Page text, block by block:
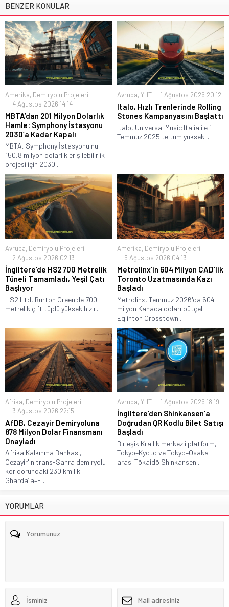
BENZER KONULAR
Amerika, Demiryolu Projeleri
4 Ağustos 2026 14:14
MBTA’dan 201 Milyon Dolarlık
Hamle: Symphony İstasyonu
2030’a Kadar Kapalı
MBTA, Symphony İstasyonu'nu
150,8 milyon dolarlık erişilebilirlik
projesi için 2030...
Avrupa, YHT 1 Ağustos 2026 20:12
Italo, Hızlı Trenlerinde Rolling
Stones Kampanyasını Başlattı
Italo, Universal Music Italia ile 1
Temmuz 2025'te tüm yüksek...
Avrupa, Demiryolu Projeleri
2 Ağustos 2026 02:13
İngiltere’de HS2 700 Metrelik
Tüneli Tamamladı, Yeşil Çatı
Başlıyor
HS2 Ltd, Burton Green'de 700
metrelik çift tüplü yüksek hızlı...
Amerika, Demiryolu Projeleri
5 Ağustos 2026 04:13
Metrolinx’in 604 Milyon CAD’lik
Toronto Uzatmasında Kazı
Başladı
Metrolinx, Temmuz 2026'da 604
milyon Kanada doları bütçeli
Eglinton Crosstown...
Afrika, Demiryolu Projeleri
3 Ağustos 2026 22:15
AfDB, Cezayir Demiryoluna
878 Milyon Dolar Finansmanı
Onayladı
Afrika Kalkınma Bankası,
Cezayir'in trans-Sahra demiryolu
koridorundaki 230 km'lik
Ghardaïa–El...
Avrupa, YHT 1 Ağustos 2026 18:19
İngiltere’den Shinkansen’a
Doğrudan QR Kodlu Bilet Satışı
Başladı
Birleşik Krallık merkezli platform,
Tokyo–Kyoto ve Tokyo–Osaka
arası Tōkaidō Shinkansen...
YORUMLAR